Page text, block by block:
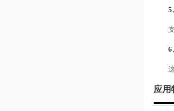
5、
支持
6、
这
应用